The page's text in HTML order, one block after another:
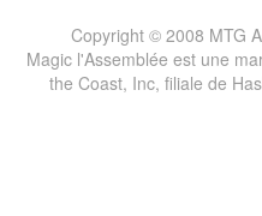
Copyright © 2008 MTG
Magic l'Assemblée est une
the Coast, Inc, filiale de